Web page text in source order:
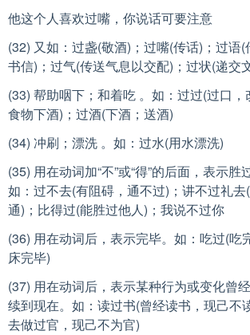
他这个人喜欢过嘴，你说话可要注意
(32) 又如：过盏(敬酒)；过嘴(传话)；过语
书信)；过气(传送气息以交配)；过状(递交
(33) 帮助咽下；和着吃 。如：过过(过口
食物下酒)；过酒(下酒；送酒)
(34) 冲刷；漂洗 。如：过水(用水漂洗)
(35) 用在动词加“不”或“得”的后面，表示胜
如：过不去(有阻碍，通不过)；讲不过礼
通)；比得过(能胜过他人)；我说不过你
(36) 用在动词后，表示完毕。如：吃过(吃
床完毕)
(37) 用在动词后，表示某种行为或变化曾
续到现在。如：读过书(曾经读书，现己不
去做过官，现己不为官)